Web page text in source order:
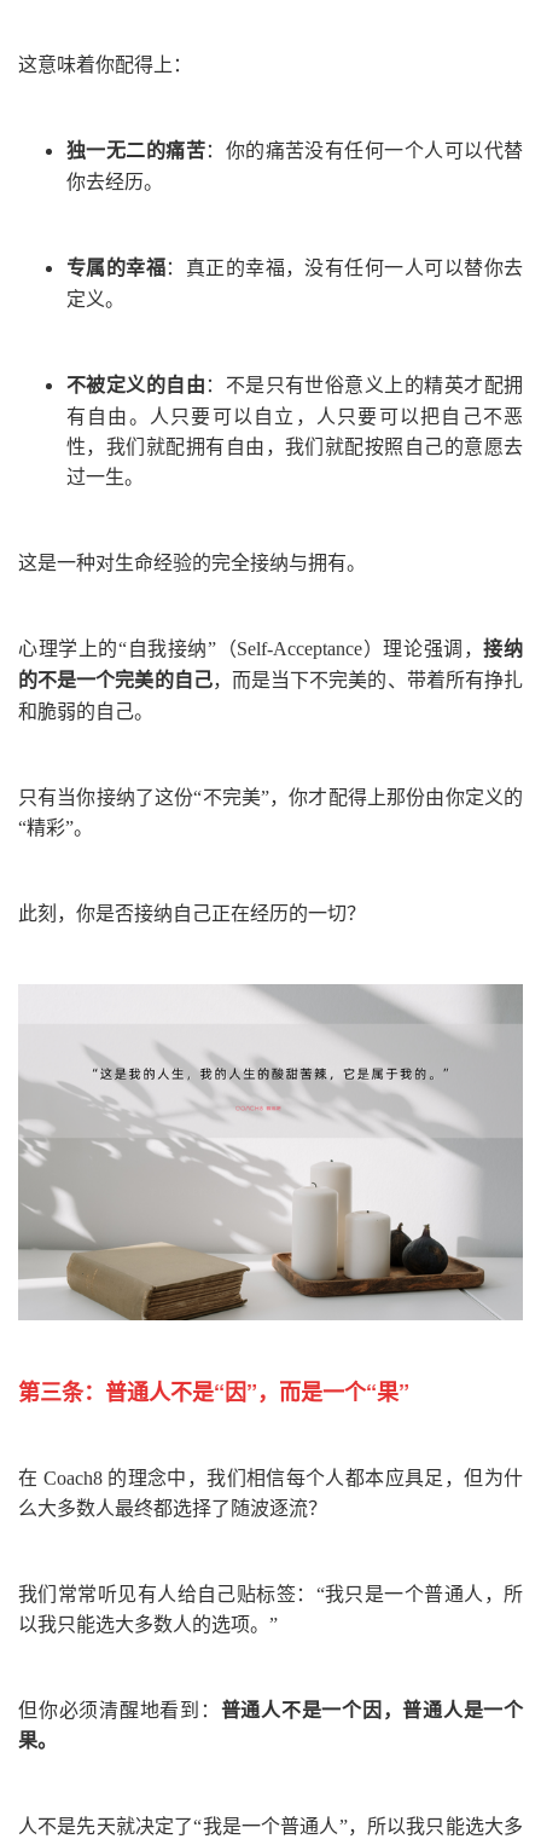
这意味着你配得上：
独一无二的痛苦： 你的痛苦没有任何一个人可以代替
你去经历。
专属的幸福： 真正的幸福，没有任何一人可以替你去
定义。
不被定义的自由 ： 不是只有世俗意义上的精英才配拥
有自由。人只要可以自立，人只要可以把自己不恶
性，我们就配拥有自由，我们就配按照自己的意愿去
过一生。
这是一种对生命经验的完全接纳与拥有。
心理学上的“自我接纳” （Self-Acceptance） 理论强调，接纳
的不是一个完美的自己，而是当下不完美的、带着所有挣扎
和脆弱的自己。
只有当你接纳了这份“不完美”，你才配得上那份由你定义的
“精彩”。
此刻，你是否接纳自己正在经历的一切？
第三条： 普通人不是“因”，而是一个“果”
在 Coach8 的理念中，我们相信每个人都本应具足，但为什
么大多数人最终都选择了随波逐流？
我们常常听见有人给自己贴标签：“我只是一个普通人，所
以我只能选大多数人的选项。”
但你必须清醒地看到： 普通人不是一个因，普通人是一个
果。
人不是先天就决定了“我是一个普通人”，所以我只能选大多